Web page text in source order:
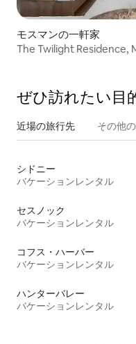
モスマンの一軒家
The Twilight Residence,
ぜひ訪⁠れ⁠た⁠い目⁠
近場の旅行先 その他
シドニー
バケーションレンタル
セスノック
バケーションレンタル
コフス・ハーバー
バケーションレンタル
ハンターバレー
バケーションレンタル